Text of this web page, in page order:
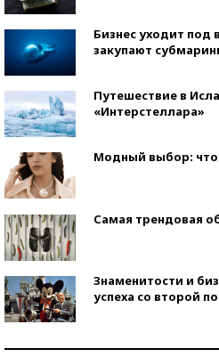
Бизнес уходит под
закупают
Путешествие в
«Интерстеллара»
Модный выбор: что
Самая трендовая
Знаменитости и
успеха со второй